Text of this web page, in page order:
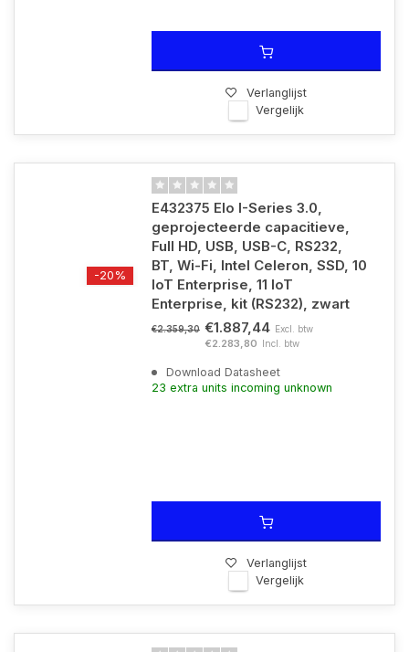
Verlanglijst
Vergelijk
-20%
E432375 Elo I-Series 3.0,
geprojecteerde capacitieve,
Full HD, USB, USB-C, RS232,
BT, Wi-Fi, Intel Celeron, SSD, 10
IoT Enterprise, 11 IoT
Enterprise, kit (RS232), zwart
€2.359,30 €1.887,44 Excl. btw
€2.283,80 Incl. btw
Download Datasheet
23 extra units incoming unknown
Verlanglijst
Vergelijk